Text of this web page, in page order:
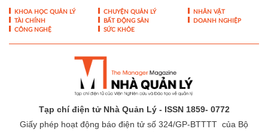
KHOA HỌC QUẢN LÝ CHUYỆN QUẢN LÝ
NHÂN VẬT
TÀI CHÍNH
BẤT ĐỘNG SẢN
DOANH NGHIỆP
CÔNG NGHỆ
SỨC KHỎE
Tạp chí điện tử Nhà Quản Lý - ISSN 1859- 0772
Giấy phép hoạt động báo điện tử số 324/GP-BTTTT của Bộ